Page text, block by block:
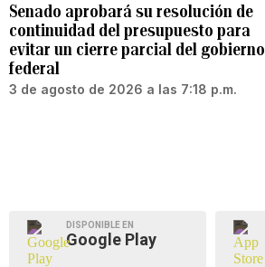
Senado aprobará su resolución de
continuidad del presupuesto para
evitar un cierre parcial del gobierno
federal
3 de agosto de 2026 a las 7:18 p.m.
DISPONIBLE EN
Google Play